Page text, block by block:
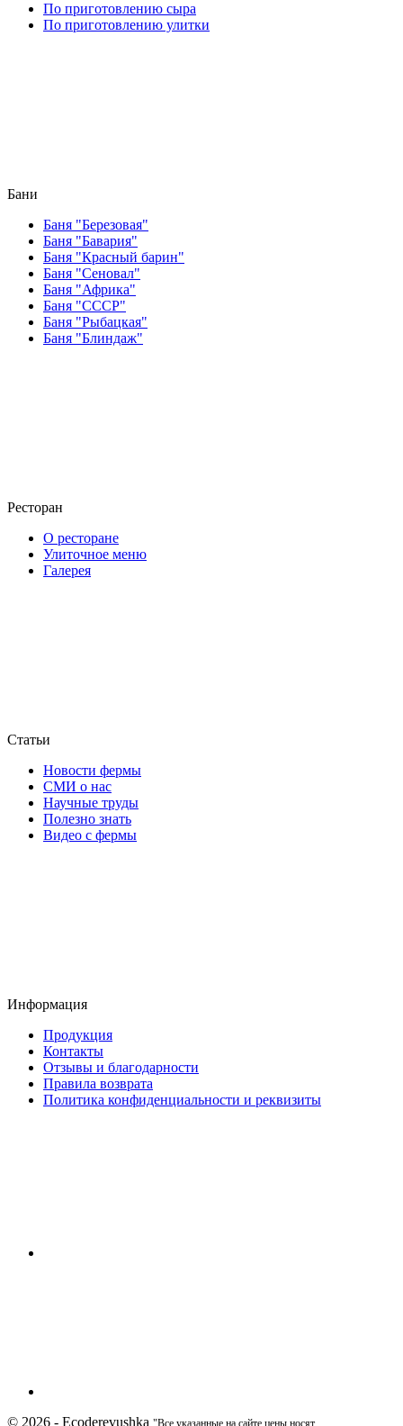
По приготовлению сыра
По приготовлению улитки
Бани
Баня "Березовая"
Баня "Бавария"
Баня "Красный барин"
Баня "Сеновал"
Баня "Африка"
Баня "СССР"
Баня "Рыбацкая"
Баня "Блиндаж"
Ресторан
О ресторане
Улиточное меню
Галерея
Статьи
Новости фермы
СМИ о нас
Научные труды
Полезно знать
Видео с фермы
Информация
Продукция
Контакты
Отзывы и благодарности
Правила возврата
Политика конфиденциальности и реквизиты
© 2026 - Ecoderevushka